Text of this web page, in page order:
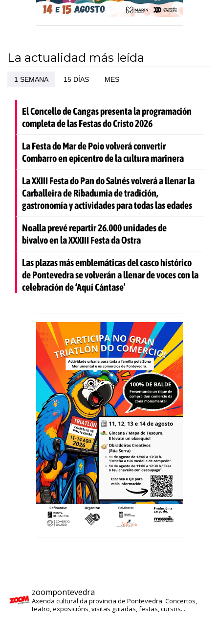
La actualidad más leída
1 SEMANA 15 DÍAS MES
El Concello de Cangas presenta la programación
completa de las Festas do Cristo 2026
La Festa do Mar de Poio volverá convertir
Combarro en epicentro de la cultura marinera
La XXIII Festa do Pan do Salnés volverá a llenar la
Carballeira de Ribadumia de tradición,
gastronomía y actividades para todas las edades
Noalla prevé repartir 26.000 unidades de
bivalvo en la XXXIII Festa da Ostra
Las plazas más emblemáticas del casco histórico
de Pontevedra se volverán a llenar de voces con la
celebración de ‘Aquí Cántase’
zoompontevedra
Axenda cultural da provincia de Pontevedra. Concertos,
teatro, exposicións, visitas guiadas, festas, cursos...